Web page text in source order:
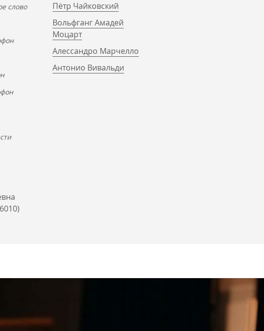
слово
Пётр Чайковский
Вольфганг Амадей
Моцарт
Алессандро Марчелло
Антонио Вивальди